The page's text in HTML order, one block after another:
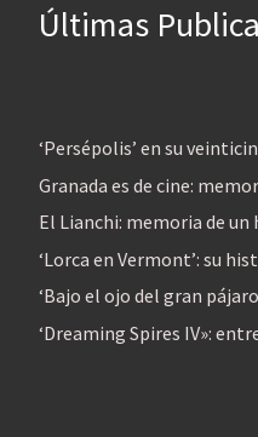
Últimas
‘Persépolis’ en su
Granada es de cine:
El Lianchi: memoria de
‘Lorca en Vermont’: su
‘Bajo el ojo del gran
‘Dreaming Spires IV»: